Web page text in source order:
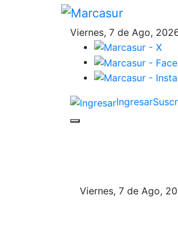
Viernes, 7 de Ago,
Ingresar
Viernes, 7 de Ago,